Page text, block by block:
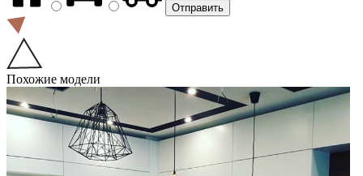
Похожие модели